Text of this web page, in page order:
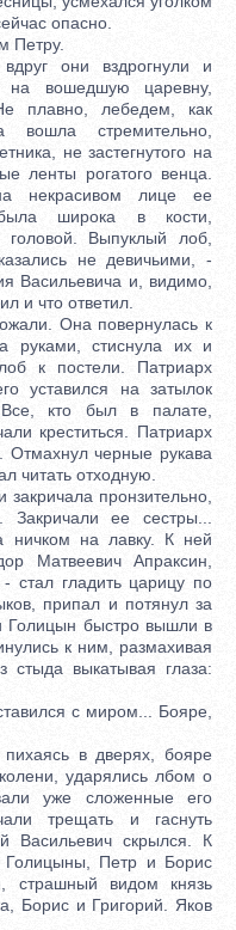
опасно.
Петру.
они вздрогнули и
на вошедшую царевну,
плавно, лебедем, как
стремительно,
не застегнутого на
ленты рогатого венца.
некрасивом лице ее
широка в кости,
Выпуклый лоб,
не девичьими, -
Васильевича и, видимо,
и что ответил.
Она повернулась к
руками, стиснула их и
к постели. Патриарх
уставился на затылок
кто был в палате,
креститься. Патриарх
Отмахнул черные рукава
читать отходную.
пронзительно,
ее сестры...
ничком на лавку. К ней
Матвеевич Апраксин,
стал гладить царицу по
припал и потянул за
Голицын быстро вышли в
к ним, размахивая
стыда выкатывая глаза:
с миром... Бояре,
в дверях, бояре
ударялись лбом о
уже сложенные его
трещать и гаснуть
Васильевич скрылся. К
Голицыны, Петр и Борис
страшный видом князь
Борис и Григорий. Яков